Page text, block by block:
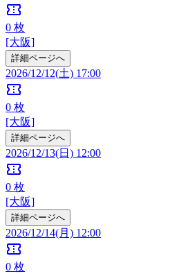
confirmation_number
0 枚
[大阪]
詳細ページへ
2026/12/12(土) 17:00
confirmation_number
0 枚
[大阪]
詳細ページへ
2026/12/13(日) 12:00
confirmation_number
0 枚
[大阪]
詳細ページへ
2026/12/14(月) 12:00
confirmation_number
0 枚